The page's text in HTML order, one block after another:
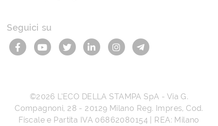
Seguici su
©2026 L’ECO DELLA STAMPA SpA - Via G.
Compagnoni, 28 - 20129 Milano Reg. Impres, Cod.
Fiscale e Partita IVA 06862080154 | REA: Milano